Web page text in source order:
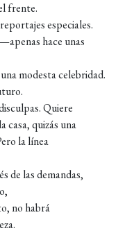
frente.
especiales.
hace unas
modesta celebridad.
Quiere
casa, quizás una
la línea
de las demandas,
no habrá